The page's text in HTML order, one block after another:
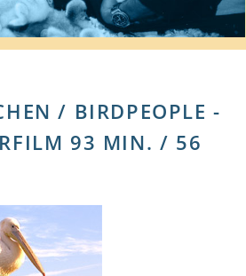
/ BIRDPEOPLE -
93 MIN. / 56